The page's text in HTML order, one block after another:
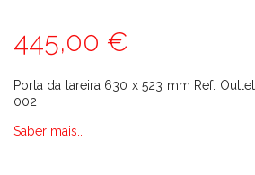
445,00 €
Porta da lareira 630 x 523 mm Ref. Outlet
002
Saber mais...